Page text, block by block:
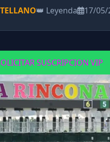
👑 Leyenda 17/05/
SUSCRIPCION VIP